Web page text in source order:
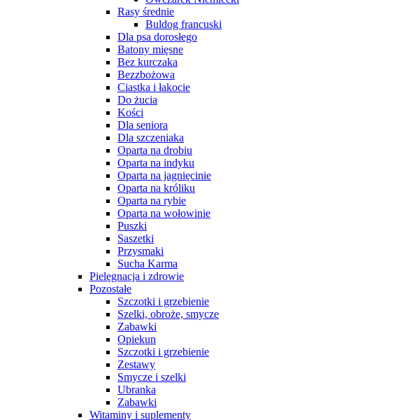
Rasy średnie
Buldog francuski
Dla psa dorosłego
Batony mięsne
Bez kurczaka
Bezzbożowa
Ciastka i łakocie
Do żucia
Kości
Dla seniora
Dla szczeniaka
Oparta na drobiu
Oparta na indyku
Oparta na jagnięcinie
Oparta na króliku
Oparta na rybie
Oparta na wołowinie
Puszki
Saszetki
Przysmaki
Sucha Karma
Pielęgnacja i zdrowie
Pozostałe
Szczotki i grzebienie
Szelki, obroże, smycze
Zabawki
Opiekun
Szczotki i grzebienie
Zestawy
Smycze i szelki
Ubranka
Zabawki
Witaminy i suplementy